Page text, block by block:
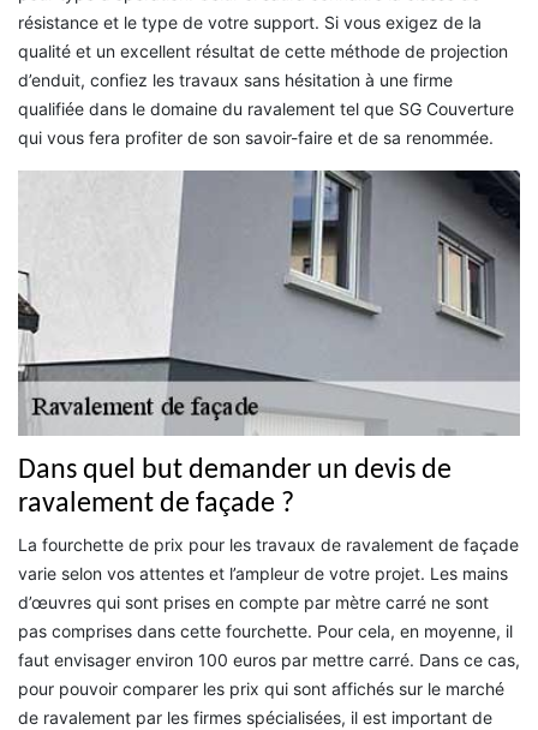
résistance et le type de votre support. Si vous exigez de la
qualité et un excellent résultat de cette méthode de projection
d’enduit, confiez les travaux sans hésitation à une firme
qualifiée dans le domaine du ravalement tel que SG Couverture
qui vous fera profiter de son savoir-faire et de sa renommée.
Dans quel but demander un devis de
ravalement de façade ?
La fourchette de prix pour les travaux de ravalement de façade
varie selon vos attentes et l’ampleur de votre projet. Les mains
d’œuvres qui sont prises en compte par mètre carré ne sont
pas comprises dans cette fourchette. Pour cela, en moyenne, il
faut envisager environ 100 euros par mettre carré. Dans ce cas,
pour pouvoir comparer les prix qui sont affichés sur le marché
de ravalement par les firmes spécialisées, il est important de